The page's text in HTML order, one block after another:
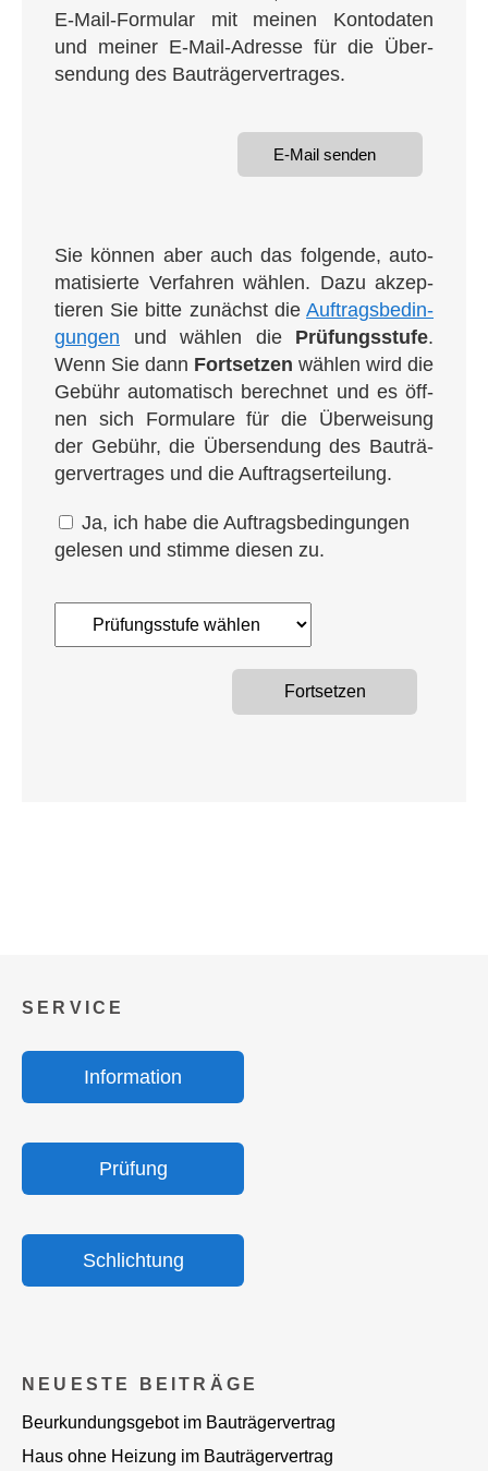
E‑Mail-For­mu­lar mit mei­nen Kon­to­da­ten
und mei­ner E‑Mail-Adres­se für die Über­
sen­dung des Bauträgervertrages.
E‑Mail sen­den
Sie kön­nen aber auch das fol­gen­de, auto­
ma­ti­sier­te Ver­fah­ren wäh­len. Dazu akzep­
tie­ren Sie bit­te zunächst die Auf­trags­be­din­
gun­gen und wäh­len die Prü­fungs­stu­fe.
Wenn Sie dann Fort­set­zen wäh­len wird die
Gebühr auto­ma­tisch berech­net und es öff­
nen sich For­mu­la­re für die Über­wei­sung
der Gebühr, die Über­sen­dung des Bau­trä­
ger­ver­tra­ges und die Auftragserteilung.
Ja, ich habe die Auf­trags­be­din­gun­gen
gele­sen und stim­me die­sen zu.
SER­VICE
Infor­ma­ti­on
Prü­fung
Schlich­tung
NEU­ES­TE BEITRÄGE
Beur­kun­dungs­ge­bot im Bauträgervertrag
Haus ohne Hei­zung im Bauträgervertrag